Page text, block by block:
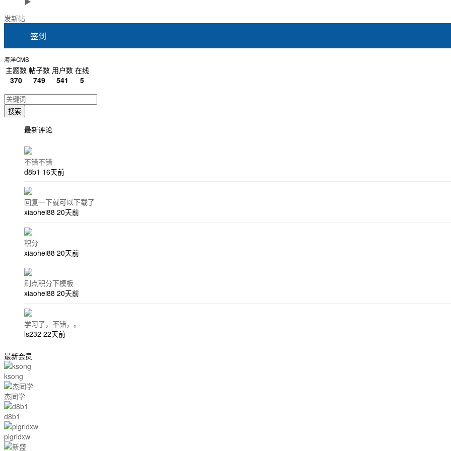
发新帖
签到
海洋CMS
主题数
370
帖子数
749
用户数
541
在线
5
搜索
最新评论
不错不错
d8b1 16天前
回复一下就可以下载了
xiaohei88 20天前
积分
xiaohei88 20天前
刷点积分下模板
xiaohei88 20天前
学习了，不错，。
ls232 22天前
最新会员
ksong
杰同学
d8b1
plgrldxw